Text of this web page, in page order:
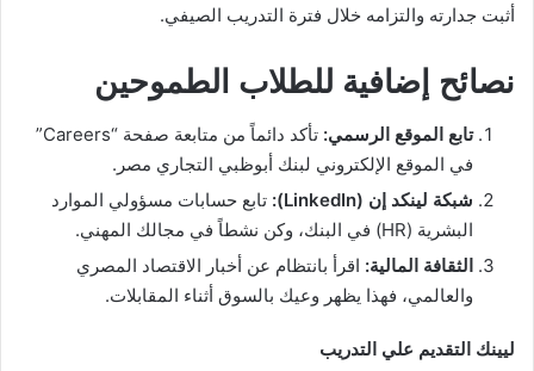
أثبت جدارته والتزامه خلال فترة التدريب الصيفي.
نصائح إضافية للطلاب الطموحين
تابع الموقع الرسمي:
تأكد دائماً من متابعة صفحة “Careers”
في الموقع الإلكتروني لبنك أبوظبي التجاري مصر.
شبكة لينكد إن (LinkedIn):
تابع حسابات مسؤولي الموارد
البشرية (HR) في البنك، وكن نشطاً في مجالك المهني.
الثقافة المالية: اقرأ بانتظام عن أخبار الاقتصاد المصري
والعالمي، فهذا يظهر وعيك بالسوق أثناء المقابلات.
ليينك التقديم علي التدريب